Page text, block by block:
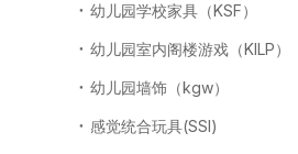
幼儿园学校家具（KSF）
幼儿园室内阁楼游戏（KILP）
幼儿园墙饰（kgw）
感觉统合玩具(SSI)